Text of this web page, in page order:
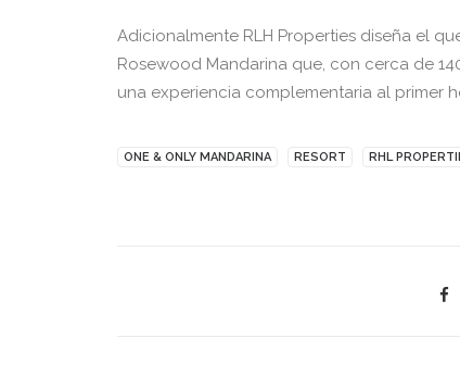
Adicionalmente RLH Properties diseña el
Rosewood Mandarina que, con cerca de
una experiencia complementaria al primer
ONE & ONLY MANDARINA RESORT RHL